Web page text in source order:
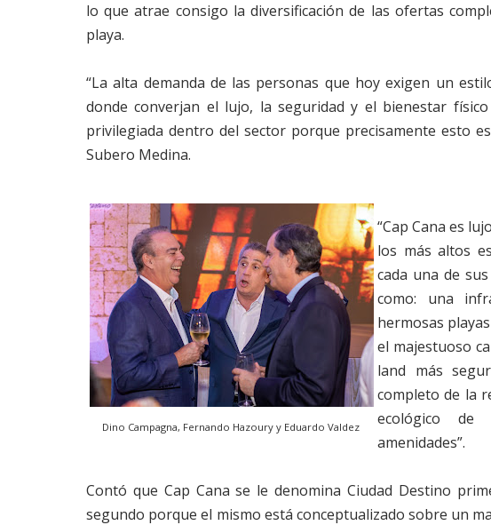
lo que atrae consigo la diversificación de las ofertas
playa.
“La alta demanda de las personas que hoy exigen un
donde converjan el lujo, la seguridad y el bienestar
privilegiada dentro del sector porque precisamente esto
Subero Medina.
Dino Campagna, Fernando Hazoury y Eduardo Valdez
“Cap Cana es
los más altos
cada una de
como: una
hermosas
el majestuoso
land más
completo de la
ecológico de
amenidades”.
Contó que Cap Cana se le denomina Ciudad Destino
segundo porque el mismo está conceptualizado sobre un